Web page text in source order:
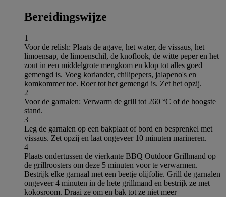
Bereidingswijze
1
Voor de relish: Plaats de agave, het water, de vissaus, het
limoensap, de limoenschil, de knoflook, de witte peper en het
zout in een middelgrote mengkom en klop tot alles goed
gemengd is. Voeg koriander, chilipepers, jalapeno's en
komkommer toe. Roer tot het gemengd is. Zet het opzij.
2
Voor de garnalen: Verwarm de grill tot 260 °C of de hoogste
stand.
3
Leg de garnalen op een bakplaat of bord en besprenkel met
vissaus. Zet opzij en laat ongeveer 10 minuten marineren.
4
Plaats ondertussen de vierkante BBQ Outdoor Grillmand op
de grillroosters om deze 5 minuten voor te verwarmen.
Bestrijk elke garnaal met een beetje olijfolie. Grill de garnalen
ongeveer 4 minuten in de hete grillmand en bestrijk ze met
kokosroom. Draai ze om en bak tot ze niet meer